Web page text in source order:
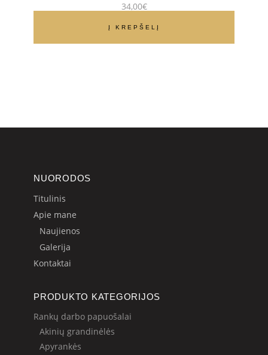
34,00€
Į KREPŠELĮ
NUORODOS
Titulinis
Apie mane
Naujienos
Galerija
Kontaktai
PRODUKTO KATEGORIJOS
Rankų darbo papuošalai
Akinių grandinėlės
Apyrankės